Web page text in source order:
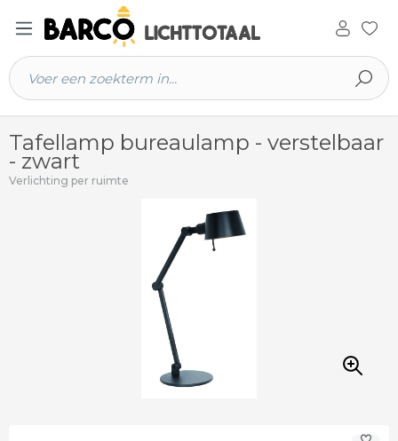
hoofdinhoud
Tafellamp bureaulamp - verstelbaar
- zwart
Verlichting per ruimte